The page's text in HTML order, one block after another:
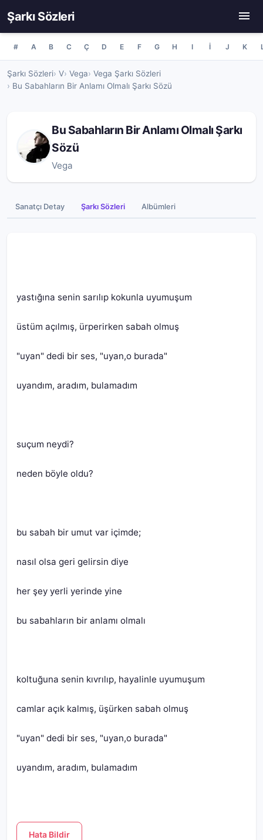
Şarkı Sözleri
# A B C Ç D E F G H I İ J K
Şarkı Sözleri V Vega
Vega Şarkı Sözleri
Bu Sabahların Bir Anlamı Olmalı Şarkı Sözü
Bu Sabahların Bir Anlamı Olmalı Şarkı
Sözü
Vega
Sanatçı Detay Şarkı Sözleri Albümleri
uyandım, aradım, bulamadım
Hata Bildir